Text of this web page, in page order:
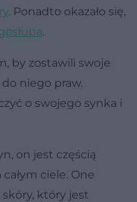
. Ponadto okazało się,
.
by zostawili swoje
niego praw.
o swojego synka i
on jest częścią
ciele. One
skóry, który jest